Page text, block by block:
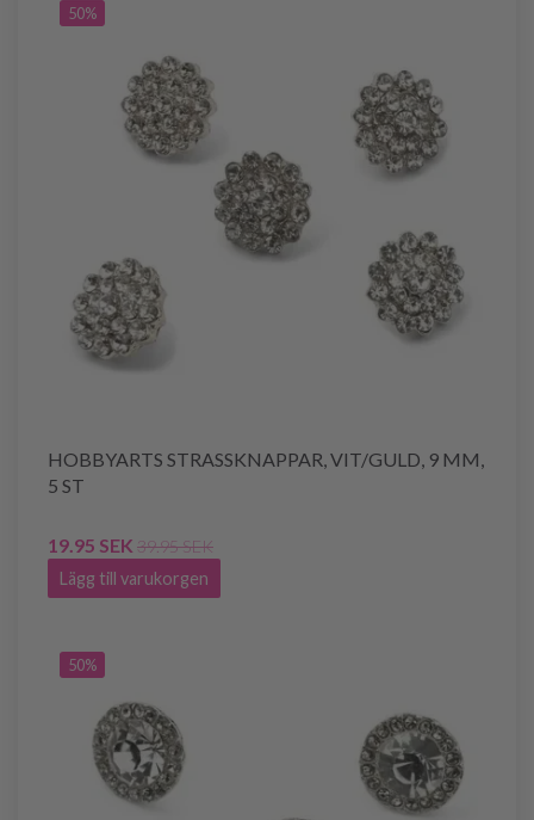
50%
HOBBYARTS STRASSKNAPPAR, VIT/GULD, 9 MM,
5 ST
19.95 SEK 39.95 SEK
Lägg till varukorgen
50%